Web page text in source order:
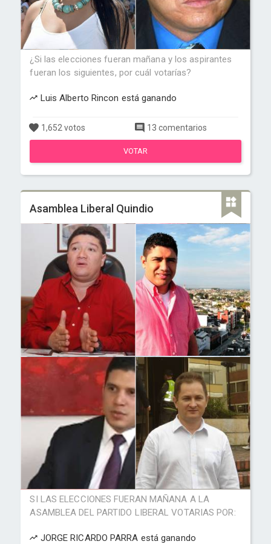
¿Si las elecciones fueran mañana y los aspirantes
fueran los siguientes, por cuál votarías?
Luis Alberto Rincon está ganando
1,652 votos 13 comentarios
VOTAR
Asamblea Liberal Quindio
SI LAS ELECCIONES FUERAN MAÑANA A LA
ASAMBLEA DEL PARTIDO LIBERAL VOTARIAS POR:
JORGE RICARDO PARRA está ganando